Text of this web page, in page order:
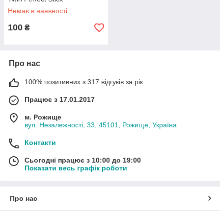
Немає в наявності
100 ₴
Про нас
100% позитивних з 317 відгуків за рік
Працює з 17.01.2017
м. Рожище
вул. Незалежності, 33, 45101, Рожище, Україна
Контакти
Сьогодні працює з 10:00 до 19:00
Показати весь графік роботи
Про нас